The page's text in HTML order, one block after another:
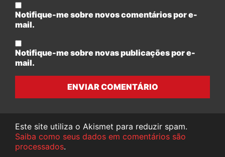
Notifique-me sobre novos comentários por e-
mail.
Notifique-me sobre novas publicações por e-
mail.
ENVIAR COMENTÁRIO
Este site utiliza o Akismet para reduzir spam.
Saiba como seus dados em comentários são
processados.